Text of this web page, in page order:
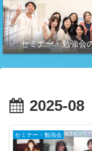
セミナー・勉強会
2025-08
セミナー・勉強会